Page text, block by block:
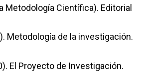
Metodología Científica). Editorial
Metodología de la investigación.
El Proyecto de Investigación.